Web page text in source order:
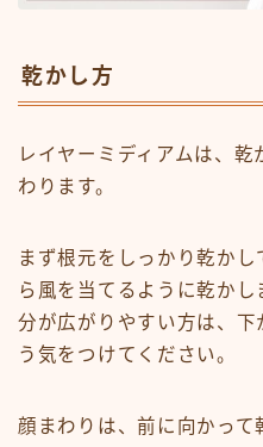
乾かし方
レイヤーミディアムは、
わります。
まず根元をしっかり乾か
ら風を当てるように乾か
分が広がりやすい方は、
う気をつけてください。
顔まわりは、前に向かっ